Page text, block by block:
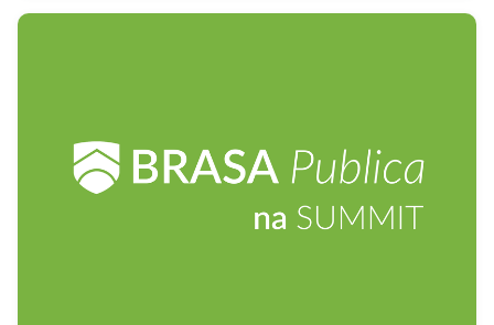
estímulos como pressão, temperatura, ou força aplicados a